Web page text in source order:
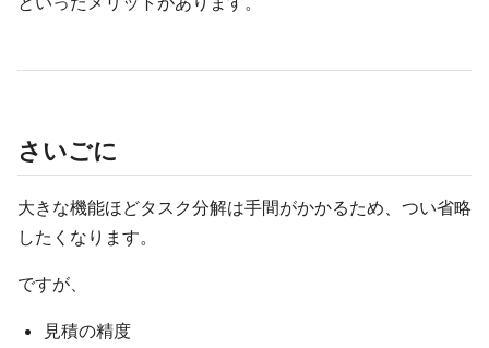
さいごに
大きな機能ほどタスク分解は手間がかかるため、つい省略
したくなります。
ですが、
見積の精度